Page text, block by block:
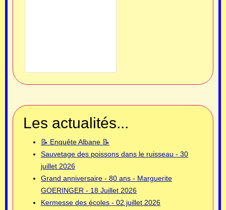
Les actualités...
📝 Enquête Albane 📝
Sauvetage des poissons dans le ruisseau - 30
juillet 2026
Grand anniversaire - 80 ans - Marguerite
GOERINGER - 18 Juillet 2026
Kermesse des écoles - 02 juillet 2026